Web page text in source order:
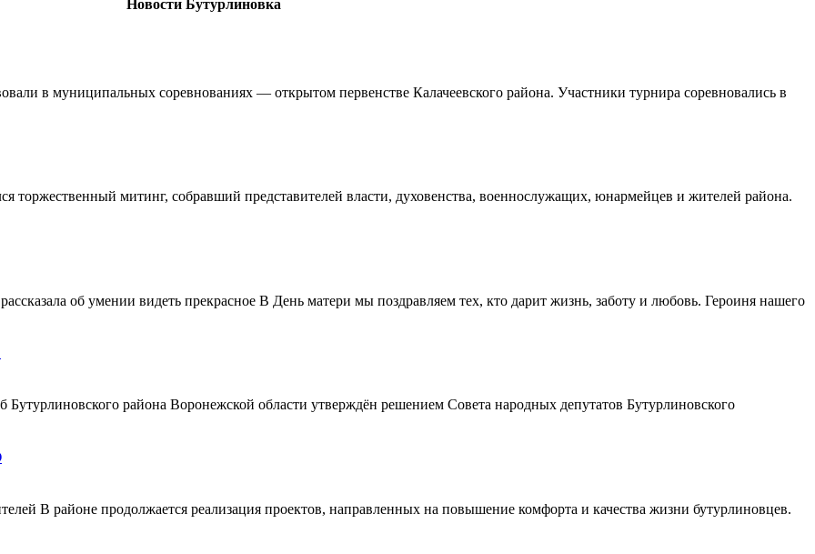
Новости Бутурлиновка
в муниципальных соревнованиях — открытом первенстве Калачеевского района. Участники турнира соревновались в
торжественный митинг, собравший представителей власти, духовенства, военнослужащих, юнармейцев и жителей района.
об умении видеть прекрасное В День матери мы поздравляем тех, кто дарит жизнь, заботу и любовь. Героиня нашего
Бутурлиновского района Воронежской области утверждён решением Совета народных депутатов Бутурлиновского
В районе продолжается реализация проектов, направленных на повышение комфорта и качества жизни бутурлиновцев.